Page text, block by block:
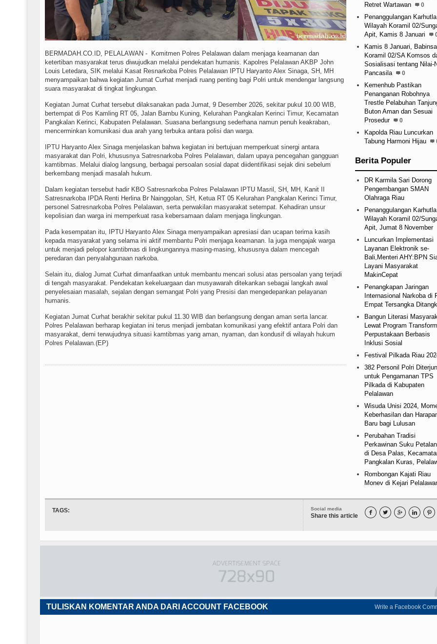
BERMADAH.CO.ID, PELALAWAN - Komitmen Polres Pelalawan dalam menjaga keamanan dan
ketertiban masyarakat terus diwujudkan melalui pendekatan humanis. Kapolres Pelalawan AKBP John
Louis Letedara, SIK melalui Kasat Resnarkoba Polres Pelalawan IPTU Haryanto Alex Sinaga, SH, MH
menyampaikan bahwa kegiatan Jumat Curhat menjadi ruang penting bagi Polri untuk mendengar langsung
suara masyarakat di tingkat lingkungan.
Kegiatan Jumat Curhat tersebut dilaksanakan pada Jumat, 9 Desember 2026, sekitar pukul 10.00 WIB,
bertempat di Pos Kamling RT 05, Jalan Bambu Kuning, Kelurahan Pangkalan Kerinci Timur, Kecamatan
Pangkalan Kerinci, Kabupaten Pelalawan. Suasana berlangsung sederhana namun penuh keakraban,
mencerminkan komunikasi dua arah yang terbuka antara polisi dan warga.
IPTU Haryanto Alex Sinaga menjelaskan bahwa kegiatan ini bertujuan memperkuat sinergi antara
masyarakat dan Polri, khususnya Satresnarkoba Polres Pelalawan, dalam upaya pencegahan gangguan
kamtibmas. Melalui dialog langsung, berbagai persoalan sosial dapat diidentifikasi sejak dini sebelum
berkembang menjadi masalah hukum.
Dalam kegiatan tersebut hadir KBO Satresnarkoba Polres Pelalawan IPTU Masril, SH, MH, Kanit II
Satresnarkoba IPDA Renti Herlina Br Nainggolan, SH, Ketua RT 05 Kelurahan Pangkalan Kerinci Timur,
personel Satresnarkoba Polres Pelalawan, serta perwakilan masyarakat setempat. Kehadiran unsur
kepolisian dan warga ini memperkuat rasa kebersamaan dalam menjaga lingkungan.
Pada kesempatan itu, IPTU Haryanto Alex Sinaga menyampaikan apresiasi dan ucapan terima kasih
kepada masyarakat yang selama ini aktif membantu Polri menjaga keamanan. Ia juga mengajak warga
untuk menjadi pelopor kamtibmas di lingkungannya masing-masing, khususnya dalam mencegah
peredaran dan penyalahgunaan narkoba.
Selain itu, dialog Jumat Curhat dimanfaatkan untuk membantu mencari solusi atas persoalan yang terjadi
di tengah masyarakat. Pendekatan kekeluargaan dan musyawarah ditekankan sebagai langkah awal
penyelesaian masalah, sejalan dengan semangat Polri yang Presisi dan mengedepankan pelayanan
humanis.
Kegiatan Jumat Curhat berakhir sekitar pukul 11.30 WIB dan berlangsung dengan aman serta lancar.
Polres Pelalawan berharap kegiatan ini terus menjadi jembatan komunikasi yang efektif antara Polri dan
masyarakat, demi terwujudnya situasi kamtibmas yang aman, nyaman, dan kondusif di wilayah hukum
Polres Pelalawan.(EP)
Retret Wartawan
0
Penanggulangan
Wilayah Koramil 02/
Apit, Kamis 8 Januari
Kamis 8 Januari, Babinsa
Koramil 02/SA Komsos
Sosialisasi tentang Nilai-
Pancasila
0
Kemenhub Pastikan
Penanganan Robohnya
Trestle Pelabuhan
Buton Aman dan Sesuai
Prosedur
0
Kapolda Riau Luncurkan
Tabung Harmoni Hijau
Berita Populer
DR Karmila Sari Dorong
Pengembangan SMAN
Olahraga Riau
Penanggulangan
Wilayah Koramil 02/
Apit, Jumat 8 November
Luncurkan Implementasi
Layanan Elektronik se-
Bali,Menteri AHY:BPN
Layani Masyarakat
MakinCepat
Penangkapan Jaringan
Internasional Narkoba di
Empat Tersangka
Bangun Literasi
Lewat Program
Perpustakaan Berbasis
Inklusi Sosial
Festival Pilkada Riau
382 Personil Polri
untuk Pengamanan TPS
Pilkada di Kabupaten
Pelalawan
Wisuda Unisi 2024,
Keberhasilan dan
Baru bagi Lulusan
Perubahan Tradisi
Perkawinan Suku
di Desa Palas,
Pangkalan Kuras,
Rombongan Kajati Riau
Monev di Kejari
Social media
Share this article     
TAGS:
Write a Facebook
TULISKAN KOMENTAR ANDA DARI ACCOUNT FACEBOOK